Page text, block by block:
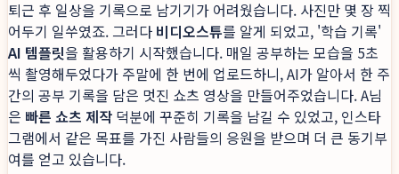
퇴근 후 일상을 기록으로 남기기가 어려웠습니다. 사진만 몇 장 찍
어두기 일쑤였죠. 그러다 비디오스튜를 알게 되었고, '학습 기록'
AI 템플릿을 활용하기 시작했습니다. 매일 공부하는 모습을 5초
씩 촬영해두었다가 주말에 한 번에 업로드하니, AI가 알아서 한 주
간의 공부 기록을 담은 멋진 쇼츠 영상을 만들어주었습니다. A님
은 빠른 쇼츠 제작 덕분에 꾸준히 기록을 남길 수 있었고, 인스타
그램에서 같은 목표를 가진 사람들의 응원을 받으며 더 큰 동기부
여를 얻고 있습니다.